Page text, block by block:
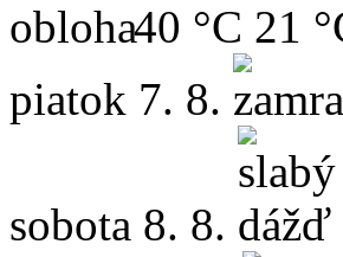
40 °C 21
piatok 7. 8.
sobota 8. 8.